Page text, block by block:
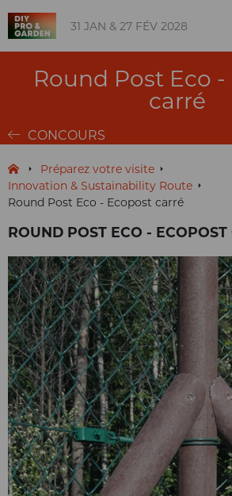
31 JAN & 27 FÉV 2028
Round Post Eco
carré
CONCOURS
Préparez votre visite
Innovation & Sustainability Route
Round Post Eco - Ecopost carré
ROUND POST ECO - ECOPOST